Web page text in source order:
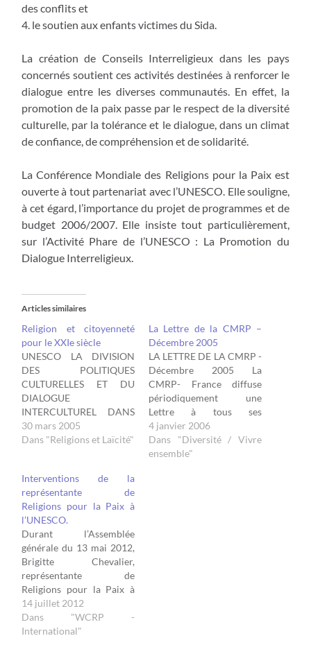
des conflits et
4. le soutien aux enfants victimes du Sida.
La création de Conseils Interreligieux dans les pays
concernés soutient ces activités destinées à renforcer le
dialogue entre les diverses communautés. En effet, la
promotion de la paix passe par le respect de la diversité
culturelle, par la tolérance et le dialogue, dans un climat
de confiance, de compréhension et de solidarité.
La Conférence Mondiale des Religions pour la Paix est
ouverte à tout partenariat avec l’UNESCO. Elle souligne,
à cet égard, l’importance du projet de programmes et de
budget 2006/2007. Elle insiste tout particulièrement,
sur l’Activité Phare de l’UNESCO : La Promotion du
Dialogue Interreligieux.
Articles similaires
Religion et citoyenneté
pour le XXIe siècle
UNESCO LA DIVISION
DES POLITIQUES
CULTURELLES ET DU
DIALOGUE
INTERCULTUREL DANS
LE CADRE DU
PROGRAMME DU
INTERRELIGIEUX LA
CONFERENCE
MONDIALE DES
RELIGIONS POUR LA
PAIX INVITATION
COLLOQUE RELIGION ET
CITOYENNETÉ POUR LE
XXIème SIÈCLE Le
mercredi 1 juin 2005 salle
IV de 17h. à 20h. (
accueil…
30 mars 2005
Dans "Religions et Laïcité"
La Lettre de la CMRP –
Décembre 2005
LA LETTRE DE LA CMRP -
Décembre 2005 La
CMRP- France diffuse
périodiquement une
Lettre à tous ses
adhérents. Vous trouverez
les principaux de ses
articles sur ce site :
4 janvier 2006
Dans "Diversité / Vivre
ensemble"
Interventions de la
représentante de
Religions pour la Paix à
l’UNESCO.
Durant l’Assemblée
générale du 13 mai 2012,
Brigitte Chevalier,
représentante de
Religions pour la Paix à
l'UNESCO, a présenté les
implications de Religions
pour la Paix à
14 juillet 2012
Dans "WCRP -
International"